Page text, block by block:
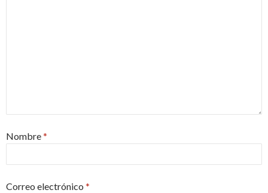
Nombre*
Correo electrónico *